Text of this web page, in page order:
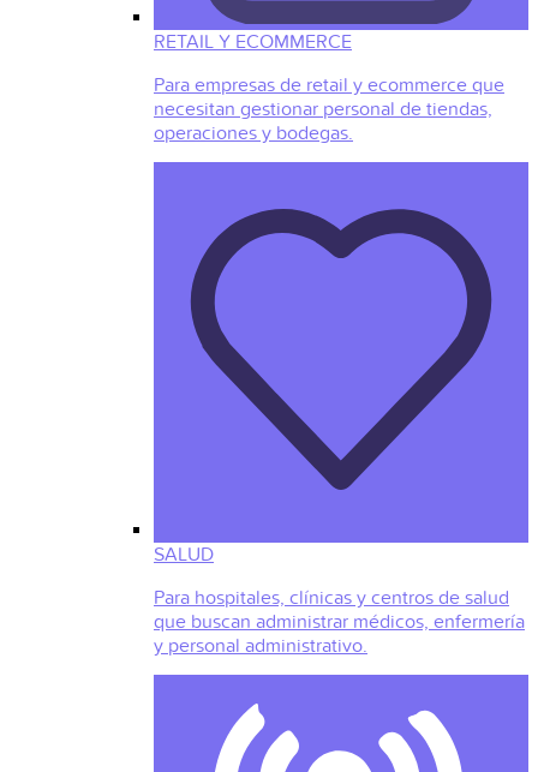
RETAIL Y ECOMMERCE
Para empresas de retail y ecommerce que
necesitan gestionar personal de tiendas,
operaciones y bodegas.
SALUD
Para hospitales, clínicas y centros de salud
que buscan administrar médicos, enfermería
y personal administrativo.